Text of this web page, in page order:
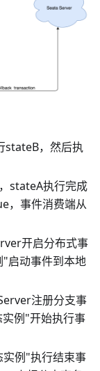
stateB，然后执
stateA执行完成
，事件消费端从
开启分布式事
启动事件到本地
注册分支事
例"开始执行事
例"执行结束事